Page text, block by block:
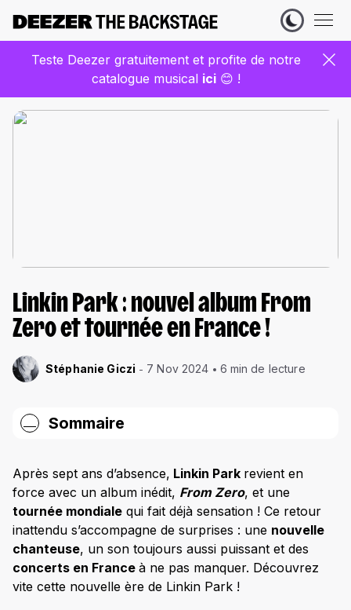
Teste Deezer gratuitement et profite de notre
catalogue musical ici 😊 !
Linkin Park : nouvel album From
Zero et tournée en France !
Stéphanie Giczi 7 Nov 2024 6 min de lecture
Sommaire
compteurs à zéro
From Zero : la tracklist du nouvel album
Qui sont les nouveaux membres de Linkin Park ?
Emily Armstrong : la nouvelle voix de Linkin Park
Colin Brittain : un nouveau battement de cœur pour LP
Après sept ans d’absence, Linkin Park revient en
force avec un album inédit, From Zero, et une
tournée mondiale qui fait déjà sensation ! Ce retour
inattendu s’accompagne de surprises : une nouvelle
chanteuse, un son toujours aussi puissant et des
concerts en France à ne pas manquer. Découvrez
vite cette nouvelle ère de Linkin Park !